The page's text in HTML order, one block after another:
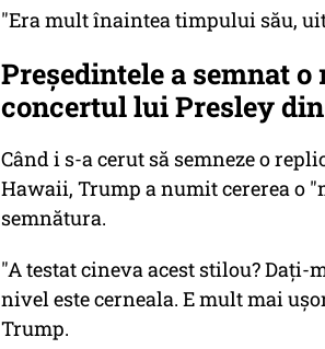
"Era mult înaintea timpului său,
Președintele a semnat
concertul lui Presley
Când i s-a cerut să semneze o
Hawaii, Trump a numit cererea o
semnătura.
"A testat cineva acest stilou? Daţi-
nivel este cerneala. E mult mai
Trump.